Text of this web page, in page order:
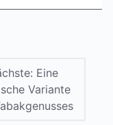
Eine
Variante